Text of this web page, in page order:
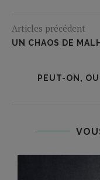
Articles précédent
UN CHAOS DE
PEUT-ON,